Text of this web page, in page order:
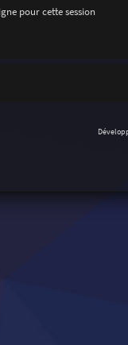
pour cette session